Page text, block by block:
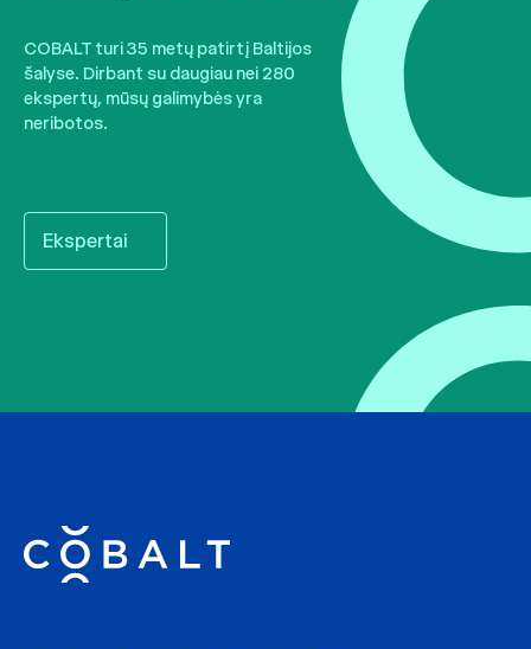
COBALT turi 35 metų patirtį Baltijos
šalyse. Dirbant su daugiau nei 280
ekspertų, mūsų galimybės yra
neribotos.
Ekspertai